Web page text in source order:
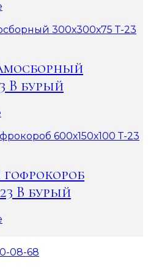
В бурый
В бурый
08-68